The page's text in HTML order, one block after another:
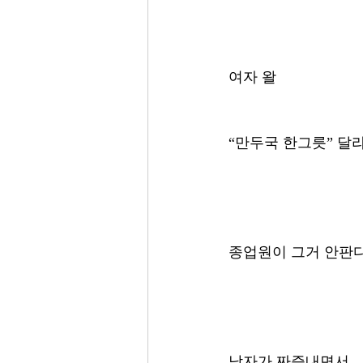
여자 왈
“만두국 한그릇” 달
종업원이 그거 안판